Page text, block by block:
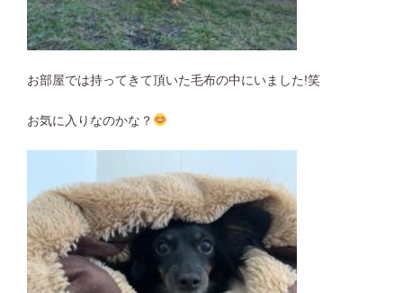
お部屋では持ってきて頂いた毛布の中にいました!笑
お気に入りなのかな？